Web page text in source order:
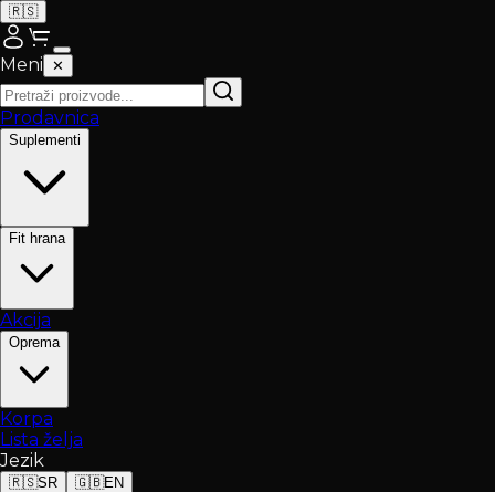
🇷🇸
Meni ✕
Prodavnica
Suplementi
Fit hrana
Akcija
Oprema
Korpa
Lista želja
Jezik
🇷🇸SR 🇬🇧EN